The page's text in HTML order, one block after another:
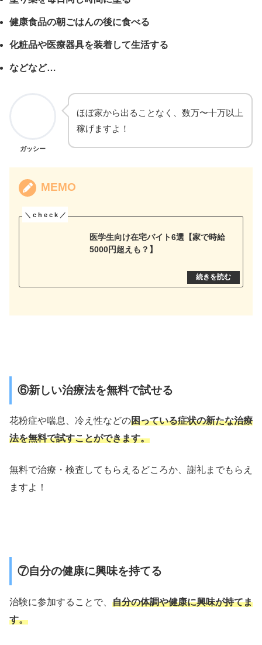
健康食品の朝ごはんの後に食べる
化粧品や医療器具を装着して生活する
などなど…
ガッシー
ほぼ家から出ることなく、数万〜十万以上
稼げますよ！
MEMO
医学生向け在宅バイト6選【家で時給
5000円超えも？】
⑥新しい治療法を無料で試せる
花粉症や喘息、冷え性などの困っている症状の新たな治療
法を無料で試すことができます。
無料で治療・検査してもらえるどころか、謝礼までもらえ
ますよ！
⑦自分の健康に興味を持てる
治験に参加することで、 自分の体調や健康に興味が持てま
す。